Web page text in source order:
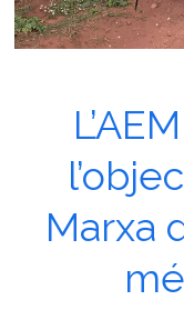
Marxa